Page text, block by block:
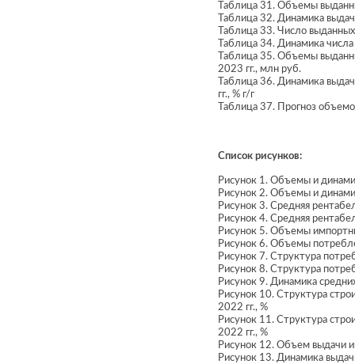
Таблица 31. Объемы
Таблица 32. Динамика
Таблица 33. Число
Таблица 34. Динамика
Таблица 35. Объемы
2023 гг., млн руб.
Таблица 36. Динамика
гг., % г/г
Таблица 37. Прогноз
Список рисунков:
Рисунок 1. Объемы и
Рисунок 2. Объемы и
Рисунок 3. Средняя
Рисунок 4. Средняя
Рисунок 5. Объемы
Рисунок 6. Объемы
Рисунок 7. Структура
Рисунок 8. Структура
Рисунок 9. Динамика
Рисунок 10. Структура
2022 гг., %
Рисунок 11. Структура
2022 гг., %
Рисунок 12. Объем выдачи
Рисунок 13. Динамика